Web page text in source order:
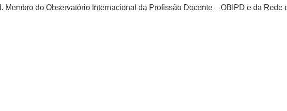
do Observatório Internacional da Profissão Docente – OBIPD e da Rede